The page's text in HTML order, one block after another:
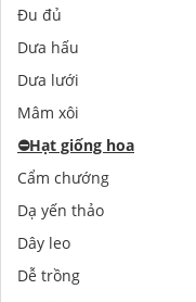
Đu đủ
Dưa hấu
Dưa lưới
Mâm xôi
⛔️Hạt giống hoa
Cẩm chướng
Dạ yến thảo
Dây leo
Dễ trồng